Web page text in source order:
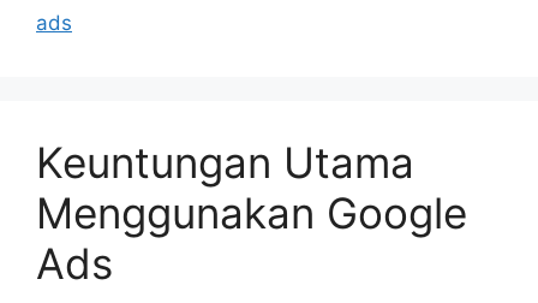
ads
Keuntungan Utama
Menggunakan Google
Ads